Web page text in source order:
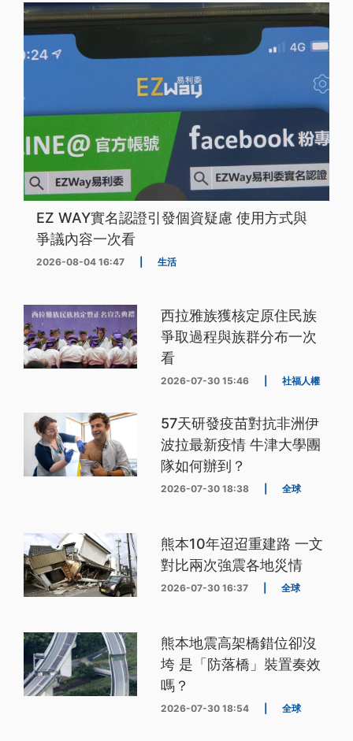
EZ WAY實名認證引發個資疑慮 使用方式與
爭議內容一次看
2026-08-04 16:47 生活
西拉雅族獲核定原住民族
爭取過程與族群分布一次
看
2026-07-30 15:46 社福人權
57天研發疫苗對抗非洲伊
波拉最新疫情 牛津大學團
隊如何辦到？
2026-07-30 18:38 全球
熊本10年迢迢重建路 一文
對比兩次強震各地災情
2026-07-30 16:37 全球
熊本地震高架橋錯位卻沒
垮 是「防落橋」裝置奏效
嗎？
2026-07-30 18:54 全球